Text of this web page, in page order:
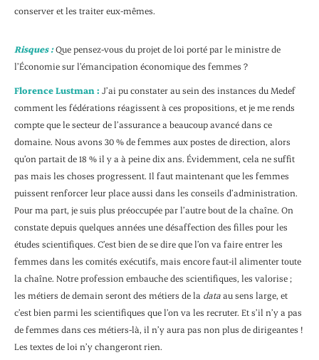
conserver et les traiter eux-mêmes.
Risques :Que pensez-vous du projet de loi porté par le ministre de
l’Économie sur l’émancipation économique des femmes ?
Florence Lustman : J’ai pu constater au sein des instances du Medef
comment les fédérations réagissent à ces propositions, et je me rends
compte que le secteur de l’assurance a beaucoup avancé dans ce
domaine. Nous avons 30 % de femmes aux postes de direction, alors
qu’on partait de 18 % il y a à peine dix ans. Évidemment, cela ne suffit
pas mais les choses progressent. Il faut maintenant que les femmes
puissent renforcer leur place aussi dans les conseils d’administration.
Pour ma part, je suis plus préoccupée par l’autre bout de la chaîne. On
constate depuis quelques années une désaffection des filles pour les
études scientifiques. C’est bien de se dire que l’on va faire entrer les
femmes dans les comités exécutifs, mais encore faut-il alimenter toute
la chaîne. Notre profession embauche des scientifiques, les valorise ;
les métiers de demain seront des métiers de la dataau sens large, et
c’est bien parmi les scientifiques que l’on va les recruter. Et s’il n’y a pas
de femmes dans ces métiers-là, il n’y aura pas non plus de dirigeantes !
Les textes de loi n’y changeront rien.